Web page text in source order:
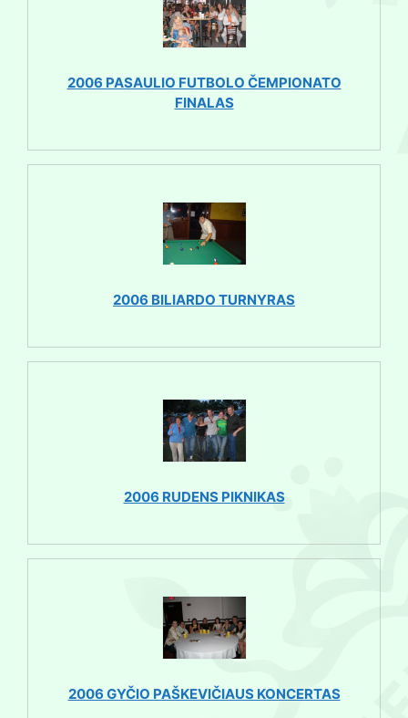
2006 PASAULIO FUTBOLO ČEMPIONATO
FINALAS
2006 BILIARDO TURNYRAS
2006 RUDENS PIKNIKAS
2006 GYČIO PAŠKEVIČIAUS KONCERTAS